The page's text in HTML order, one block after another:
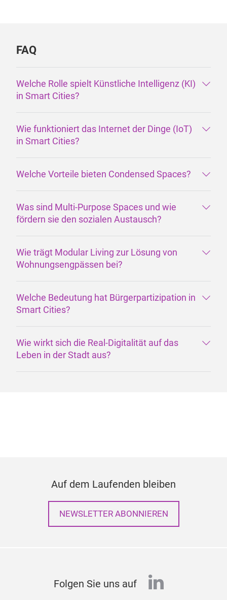
FAQ
Welche Rolle spielt Künstliche Intelligenz (KI)
in Smart Cities?
Wie funktioniert das Internet der Dinge (IoT)
in Smart Cities?
Welche Vorteile bieten Condensed Spaces?
Was sind Multi-Purpose Spaces und wie
fördern sie den sozialen Austausch?
Wie trägt Modular Living zur Lösung von
Wohnungsengpässen bei?
Welche Bedeutung hat Bürgerpartizipation in
Smart Cities?
Wie wirkt sich die Real-Digitalität auf das
Leben in der Stadt aus?
Auf dem Laufenden bleiben
NEWSLETTER ABONNIEREN
Folgen Sie uns auf linkedin